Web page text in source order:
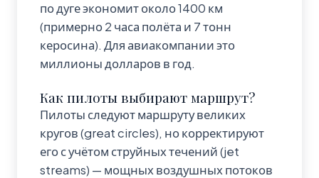
по дуге экономит около 1400 км
(примерно 2 часа полёта и 7 тонн
керосина). Для авиакомпании это
миллионы долларов в год.
Как пилоты выбирают маршрут?
Пилоты следуют маршруту великих
кругов (great circles), но корректируют
его с учётом струйных течений (jet
streams) — мощных воздушных потоков